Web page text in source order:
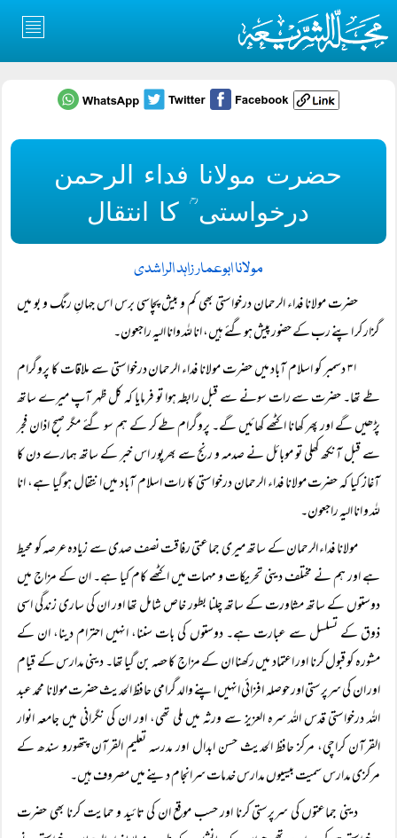
حضرت مولانا فداء الرحمن
درخواستی ؒ کا انتقال
مولانا ابوعمار زاہد الراشدی
حضرت مولانا فداء الرحمان درخواستی بھی کم و بیش پچاسی برس اس جہانِ رنگ و بو میں
گزار کر اپنے رب کے حضور پیش ہوگئے ہیں، انا للہ وانا الیہ راجعون۔
۳۱ دسمبر کو اسلام آباد میں حضرت مولانا فداء الرحمان درخواستی سے ملاقات کا پروگرام
طے تھا۔ حضرت سے رات سونے سے قبل رابطہ ہوا تو فرمایا کہ کل ظہر آپ میرے ساتھ
پڑھیں گے اور پھر کھانا اکٹھے کھائیں گے۔ پروگرام طے کر کے ہم سو گئے مگر صبح اذان فجر
سے قبل آنکھ کھلی تو موبائل نے صدمہ و رنج سے بھرپور اس خبر کے ساتھ ہمارے دن کا
آغاز کیا کہ حضرت مولانا فداء الرحمان درخواستی کا رات اسلام آباد میں انتقال ہوگیا ہے، انا
للہ و انا الیہ راجعون۔
مولانا فداء الرحمان کے ساتھ میری جماعتی رفاقت نصف صدی سے زیادہ عرصہ کو محیط
ہے اور ہم نے مختلف دینی تحریکات و مہمات میں اکٹھے کام کیا ہے۔ ان کے مزاج میں
دوستوں کے ساتھ مشاورت کے ساتھ چلنا بطور خاص شامل تھا اور ان کی ساری زندگی اسی
ذوق کے تسلسل سے عبارت ہے۔ دوستوں کی بات سننا، انہیں احترام دینا، ان کے
مشورہ کو قبول کرنا اور اعتماد میں رکھنا ان کے مزاج کا حصہ بن گیا تھا۔ دینی مدارس کے قیام
اور ان کی سرپرستی اور حوصلہ افزائی انہیں اپنے والد گرامی حافظ الحدیث حضرت مولانا محمد عبد
اللہ درخواستی قدس اللہ سرہ العزیز سے ورثہ میں ملی تھی، اور ان کی نگرانی میں جامعہ انوار
القرآن کراچی، مرکز حافظ الحدیث حسن ابدال اور مدرسہ تعلیم القرآن پتھورو سندھ کے
مرکزی مدارس سمیت بیسیوں مدارس خدمات سرانجام دینے میں مصروف ہیں۔
دینی جماعتوں کی سرپرستی کرنا اور حسب موقع ان کی تائید و حمایت کرنا بھی حضرت